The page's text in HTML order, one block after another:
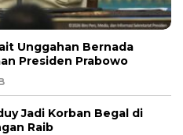
Unggahan Bernada
Presiden Prabowo
Jadi Korban Begal di
Raib